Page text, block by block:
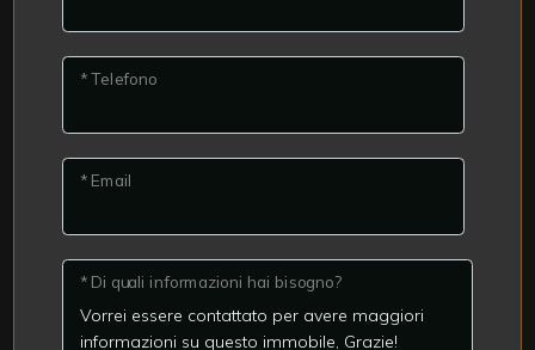
* Telefono
* Email
* Di quali informazioni hai bisogno?